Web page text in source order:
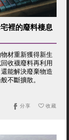
裡的廢料棲息
材重新獲得新生
收襪廢料再利用
能解決廢棄物造
不斷擴散。
收藏
分享